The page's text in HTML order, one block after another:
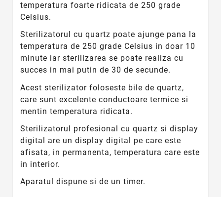
temperatura foarte ridicata de 250 grade
Celsius.
Sterilizatorul cu quartz poate ajunge pana la
temperatura de 250 grade Celsius in doar 10
minute iar sterilizarea se poate realiza cu
succes in mai putin de 30 de secunde.
Acest sterilizator foloseste bile de quartz,
care sunt excelente conductoare termice si
mentin temperatura ridicata.
Sterilizatorul profesional cu quartz si display
digital are un display digital pe care este
afisata, in permanenta, temperatura care este
in interior.
Aparatul dispune si de un timer.